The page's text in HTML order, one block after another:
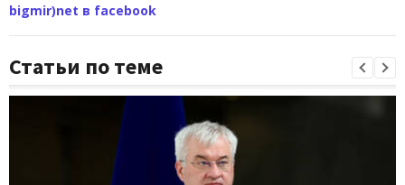
bigmir)net в facebook
Статьи по теме